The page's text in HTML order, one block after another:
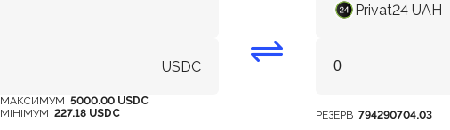
USDC
МІНІМУМ227.18 USDC
МАКСИМУМ5000.00 USDC
Privat24 UAH
РЕЗЕРВ 794290704.03